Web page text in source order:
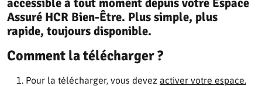
Assuré HCR Bien-Être. Plus simple, plus
rapide, toujours disponible.
Comment la télécharger ?
Pour la télécharger, vous devez activer votre espace.